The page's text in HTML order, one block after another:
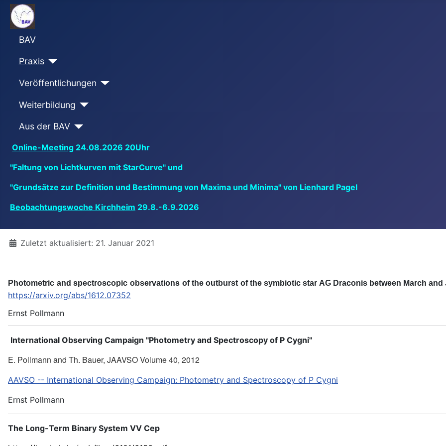
BAV
Praxis
Veröffentlichungen
Weiterbildung
Aus der BAV
Online-Meeting 24.08.2026 20Uhr
"Faltung von Lichtkurven mit StarCurve" und
"Grundsätze zur Definition und Bestimmung von Maxima und Minima" von Lienhard Pagel
Beobachtungswoche Kirchheim 29.8.-6.9.2026
DetailsZuletzt aktualisiert: 21. Januar 2021
P hotometric and spectroscopic observations of the outburst of the symbiotic star AG Draconis between March and
https://arxiv.org/abs/1612.07352
Ernst Pollmann
International Observing Campaign "Photometry and Spectroscopy of P Cygni"
E. Pollmann and Th. Bauer, JAAVSO Volume 40, 2012
AAVSO -- International Observing Campaign: Photometry and Spectroscopy of P Cygni
Ernst Pollmann
The Long-Term Binary System VV Cep